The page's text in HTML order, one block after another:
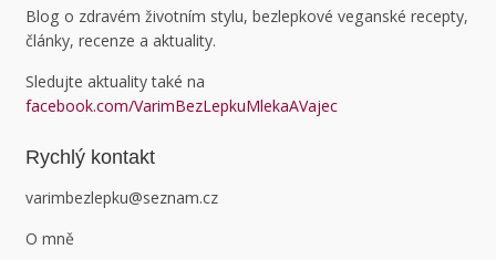
Blog o zdravém životním stylu, bezlepkové veganské recepty,
články, recenze a aktuality.
Sledujte aktuality také na
facebook.com/VarimBezLepkuMlekaAVajec
Rychlý kontakt
varimbezlepku@seznam.cz
O mně